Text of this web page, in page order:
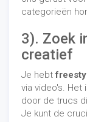
categorieën
3). Zoek
creatief
Je hebt
via video's. Het
door de trucs
Je kunt de